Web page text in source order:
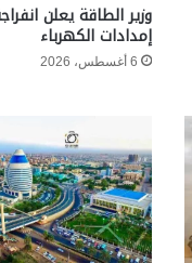
وزير الطاقة يعلن
إمدادات الكهرباء
6 أغسطس، 2026